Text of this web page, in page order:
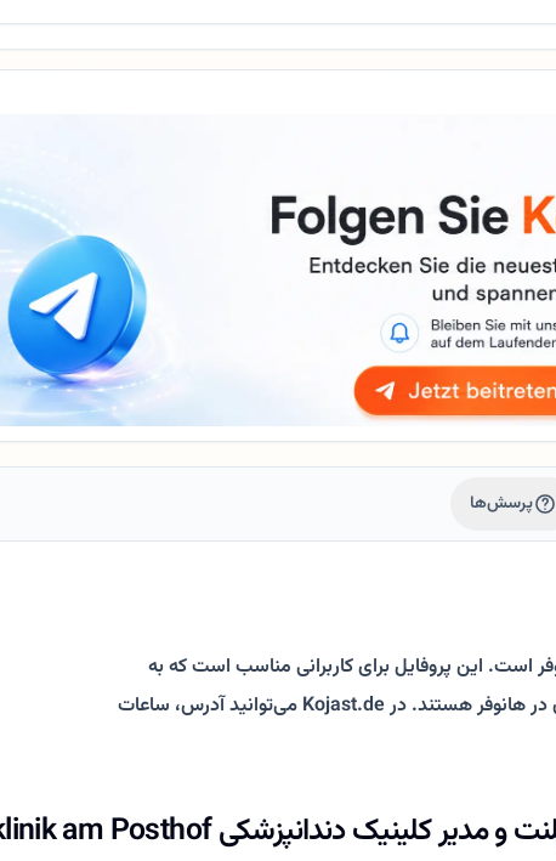
پرسش‌ها
است. این پروفایل برای کاربرانی مناسب است که به
دنبال درمان دندان، جرم‌گیری، دندان‌درد و دندانپزشک فارسی‌زبان در هانوفر هستند. در Kojast.de می‌توانید آدرس، ساعات